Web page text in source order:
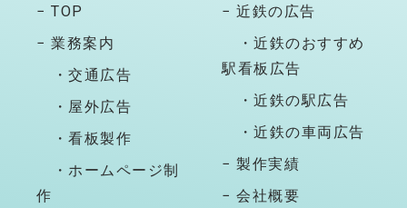
− TOP
− 業務案内
・交通広告
・屋外広告
・看板製作
・ホームページ制
作
− 近鉄の広告
・近鉄のおすすめ
駅看板広告
・近鉄の駅広告
・近鉄の車両広告
− 製作実績
− 会社概要